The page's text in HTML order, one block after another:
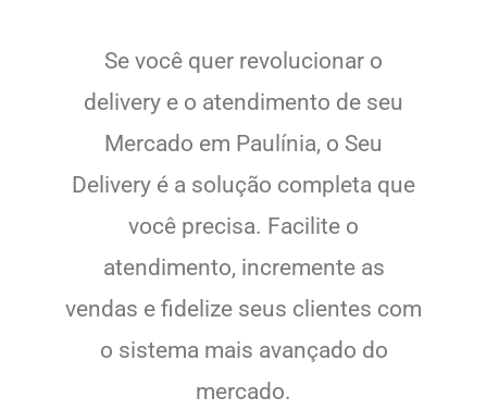
Se você quer revolucionar o
delivery e o atendimento de seu
Mercado em Paulínia, o Seu
Delivery é a solução completa que
você precisa. Facilite o
atendimento, incremente as
vendas e fidelize seus clientes com
o sistema mais avançado do
mercado.